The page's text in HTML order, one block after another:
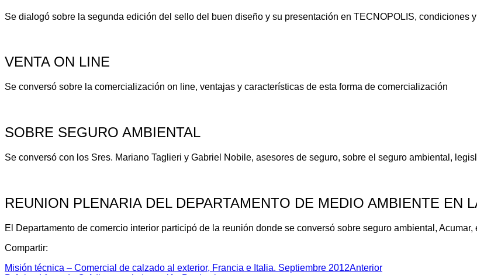
Se dialogó sobre la segunda edición del sello del buen diseño y su presentación en TECNOPOLIS, condiciones
VENTA ON LINE
Se conversó sobre la comercialización on line, ventajas y características de esta forma de comercialización
SOBRE SEGURO AMBIENTAL
Se conversó con los Sres. Mariano Taglieri y Gabriel Nobile, asesores de seguro, sobre el seguro ambiental,
REUNION PLENARIA DEL DEPARTAMENTO DE MEDIO AMBIENTE EN
El Departamento de comercio interior participó de la reunión donde se conversó sobre seguro ambiental, Acumar,
Compartir:
Misión técnica – Comercial de calzado al exterior, Francia e Italia. Septiembre 2012Anterior